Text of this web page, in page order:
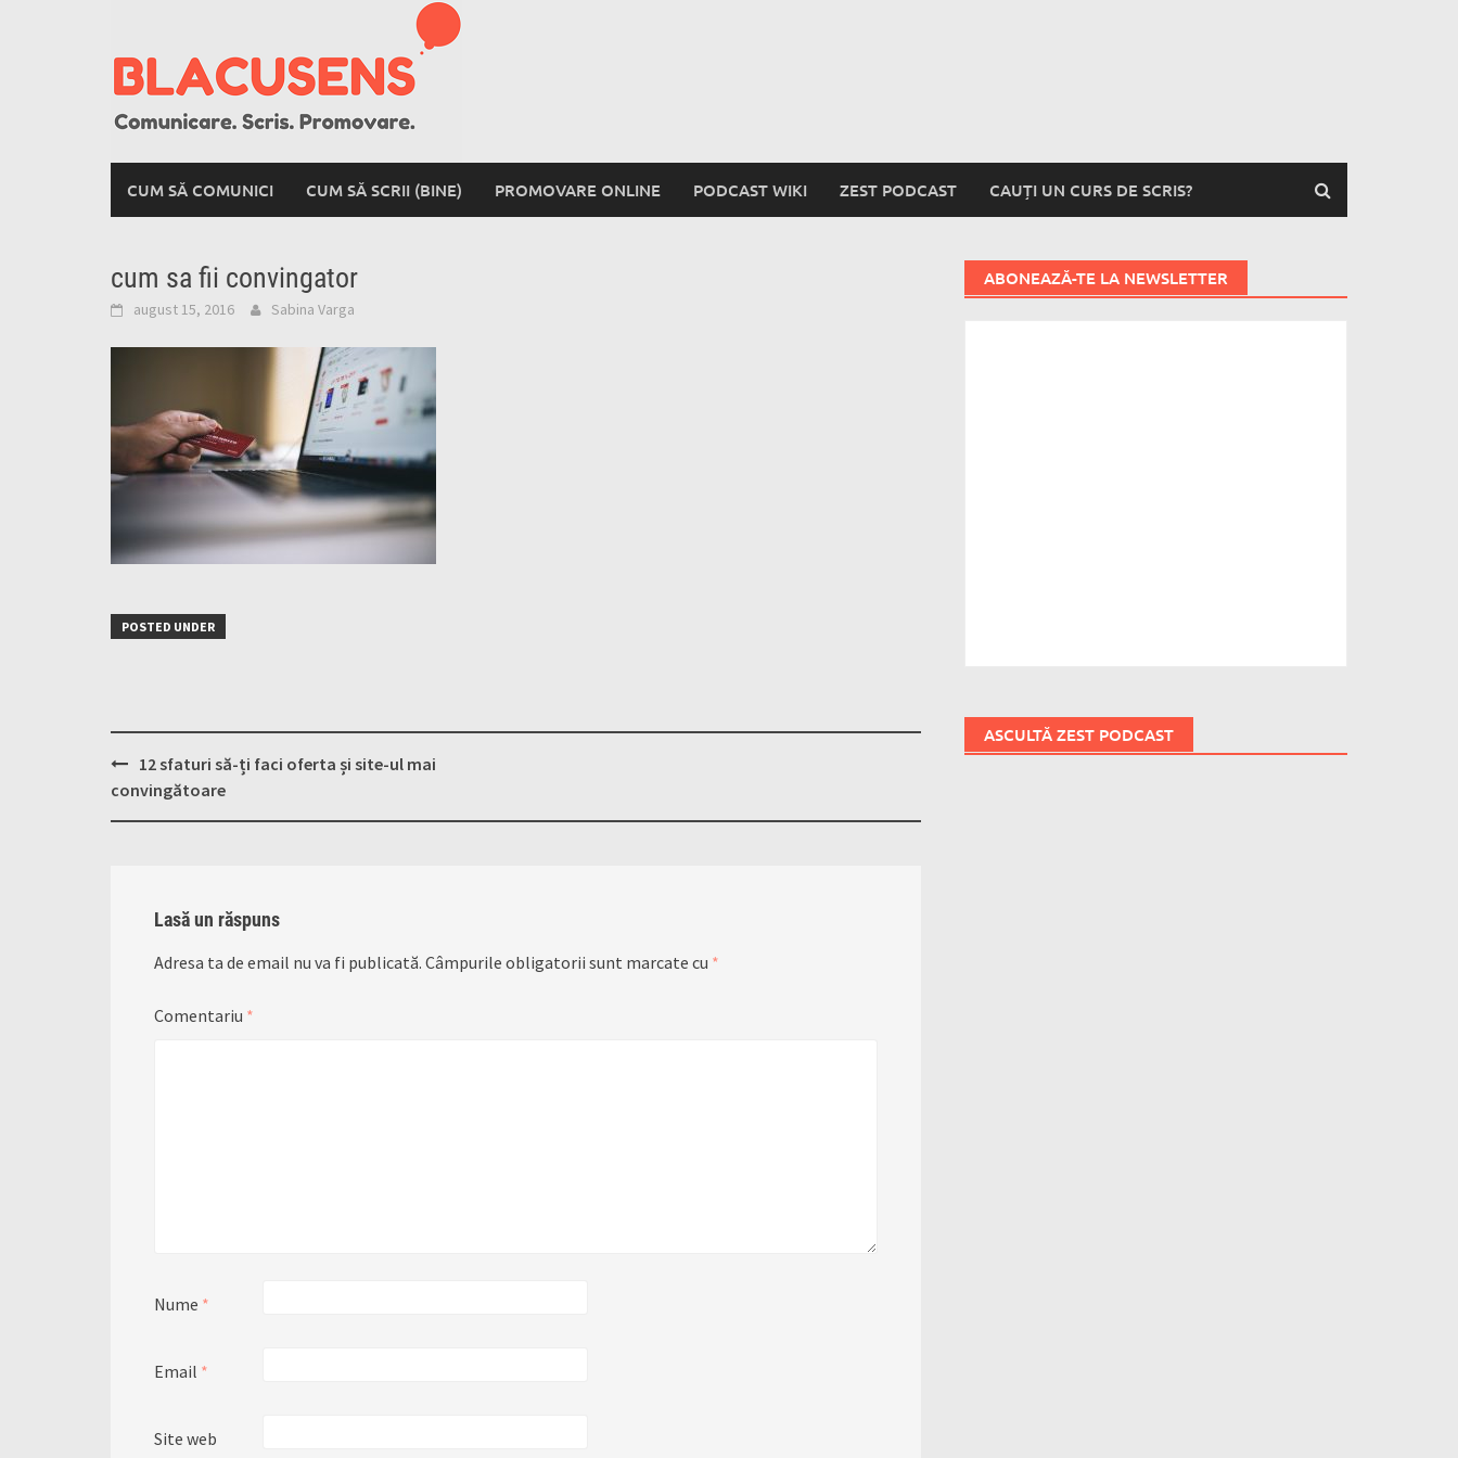
CUM SĂ COMUNICI CUM SĂ SCRII (BINE) PROMOVARE ONLINE PODCAST WIKI ZEST PODCAST CAUȚI UN CURS DE SCRIS?
cum sa fii convingator
august 15, 2016 Sabina Varga
POSTED UNDER
Post
navigation
12 sfaturi să-ți faci oferta și site-ul mai
convingătoare
Lasă un răspuns
Adresa ta de email nu va fi publicată. Câmpurile obligatorii sunt marcate cu *
Comentariu *
Nume *
Email *
Site web
ABONEAZĂ-TE LA NEWSLETTER
ASCULTĂ ZEST PODCAST